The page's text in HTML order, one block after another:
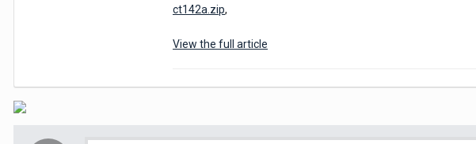
ct142a.zip,
View the full article